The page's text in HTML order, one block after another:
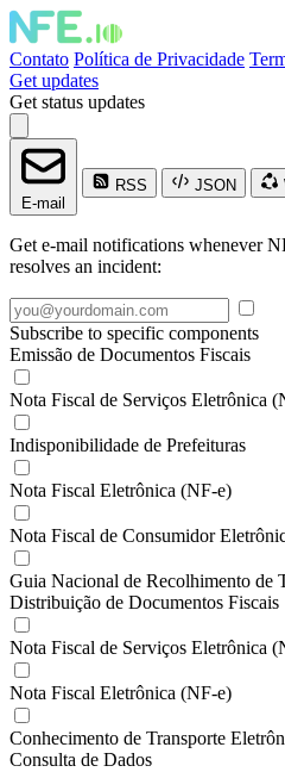
Contato Política de Privacidade
Get updates
Get status updates
E-mail
RSS JSON
Get e-mail notifications whenever
resolves an incident:
Subscribe to specific components
Emissão de Documentos Fiscais
Nota Fiscal de Serviços Eletrônica
Indisponibilidade de Prefeituras
Nota Fiscal Eletrônica (NF-e)
Nota Fiscal de Consumidor
Guia Nacional de Recolhimento de
Distribuição de Documentos Fiscais
Nota Fiscal de Serviços Eletrônica
Nota Fiscal Eletrônica (NF-e)
Conhecimento de Transporte
Consulta de Dados